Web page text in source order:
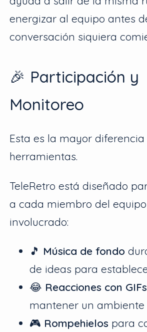
energizar al equipo antes
conversación siquiera
🎉 Participación y
Monitoreo
Esta es la mayor
herramientas.
TeleRetro está diseñado
a cada miembro del
involucrado:
🎵 Música de fondo
de ideas para
😂 Reacciones con GIFs
mantener un
🎮 Rompehielos para